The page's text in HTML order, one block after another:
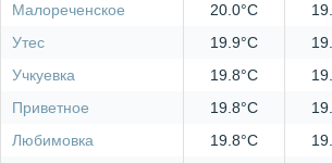
Малореченское
20.0°C
Утес
19.9°C
Учкуевка
19.8°C
Приветное
19.8°C
Любимовка
19.8°C